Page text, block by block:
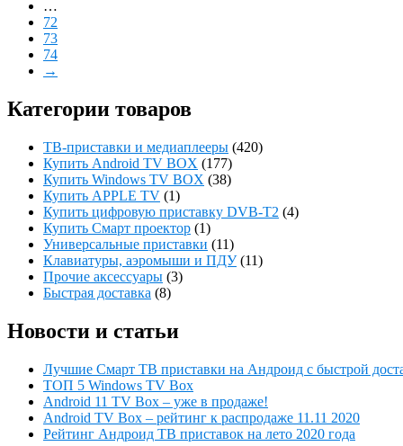
…
72
73
74
→
Категории товаров
ТВ-приставки и медиаплееры (420)
Купить Android TV BOX (177)
Купить Windows TV BOX (38)
Купить APPLE TV (1)
Купить цифровую приставку DVB-T2 (4)
Купить Смарт проектор (1)
Универсальные приставки (11)
Клавиатуры, аэромыши и ПДУ (11)
Прочие аксессуары (3)
Быстрая доставка (8)
Новости и статьи
Лучшие Смарт ТВ приставки на Андроид с быстрой
ТОП 5 Windows TV Box
Android 11 TV Box – уже в продаже!
Android TV Box – рейтинг к распродаже 11.11 2020
Рейтинг Андроид ТВ приставок на лето 2020 года